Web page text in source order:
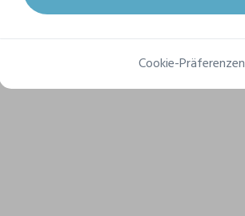
Cookie-Präferenzen